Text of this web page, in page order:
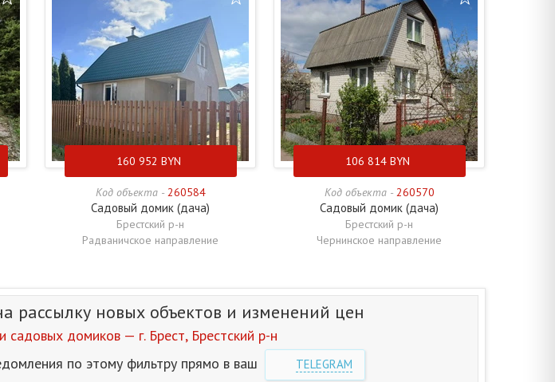
160 952 BYN
Код объекта - 260584
Садовый домик (дача)
Брестский р-н
Радваничское направление
106 814 BYN
Код объекта - 260570
Садовый домик (дача)
Брестский р-н
Чернинское направление
рассылку новых объектов и изменений цен
домиков — г. Брест, Брестский р-н
по этому фильтру прямо в ваш
TELEGRAM